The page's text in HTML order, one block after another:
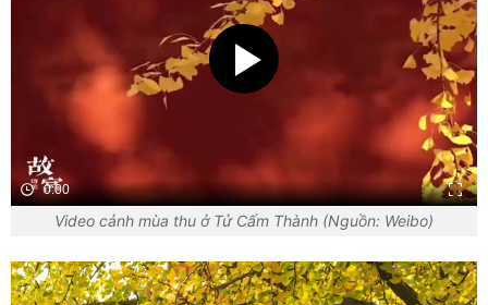
0:00
Video cảnh mùa thu ở Tử Cấm Thành (Nguồn: Weibo)